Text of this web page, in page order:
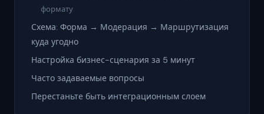
формату
Схема: Форма → Модерация → Маршрутизация
куда угодно
Настройка бизнес-сценария за 5 минут
Часто задаваемые вопросы
Перестаньте быть интеграционным слоем